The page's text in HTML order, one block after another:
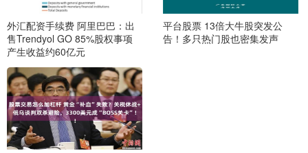
外汇配资手续费 阿里巴巴：出
售Trendyol GO 85%股权事项
产生收益约60亿元
平台股票 13倍大牛股突发公
告！多只热门股也密集发声